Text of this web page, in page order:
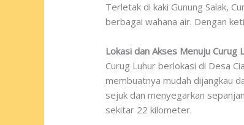
Terletak di kaki Gunung Salak,
berbagai wahana air. Dengan
Lokasi dan Akses Menuju Curug
Curug Luhur berlokasi di Desa
membuatnya mudah dijangkau
sejuk dan menyegarkan
sekitar 22 kilometer.